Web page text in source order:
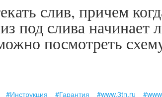
слив, причем
под слива начинает
посмотреть
#Инструкция #Гарантия #www.3tn.ru